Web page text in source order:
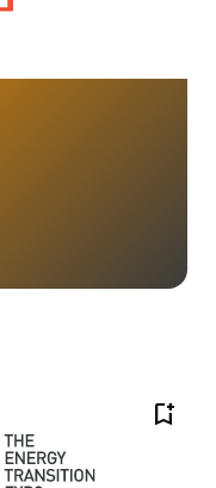
bookmark_add